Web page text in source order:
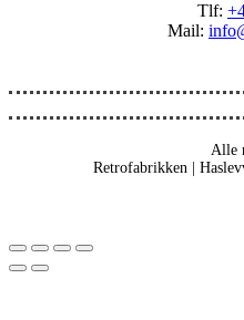
Tlf:
Mail:
Alle
Retrofabrikken |